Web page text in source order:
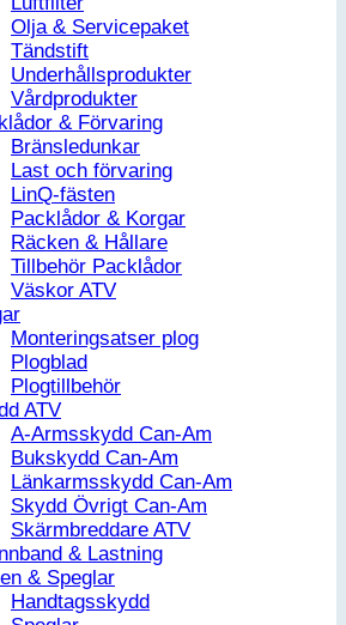
Olja & Servicepaket
Tändstift
Underhållsprodukter
Vårdprodukter
& Förvaring
Bränsledunkar
Last och förvaring
LinQ-fästen
Packlådor & Korgar
Räcken & Hållare
Tillbehör Packlådor
Väskor ATV
Monteringsatser plog
Plogblad
Plogtillbehör
ATV
A-Armsskydd Can-Am
Bukskydd Can-Am
Länkarmsskydd Can-Am
Skydd Övrigt Can-Am
Skärmbreddare ATV
& Lastning
& Speglar
Handtagsskydd